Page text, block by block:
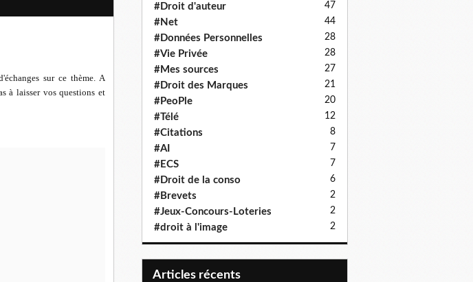
sur ce thème. A
à laisser vos questions et
#Droit d'auteur 47
#Net 44
#Données Personnelles 28
#Vie Privée 28
#Mes sources 27
#Droit des Marques 21
#PeoPle 20
#Télé 12
#Citations 8
#AI 7
#ECS 7
#Droit de la conso 6
#Brevets 2
#Jeux-Concours-Loteries 2
#droit à l'image 2
articles récents